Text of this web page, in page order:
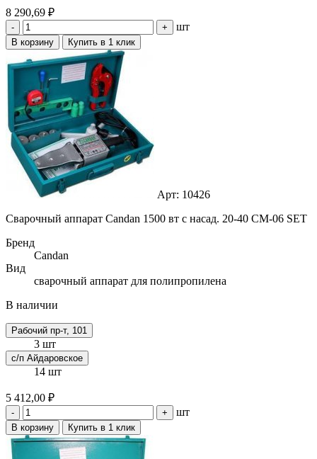
8 290,69 ₽
- + шт
В корзину Купить в 1 клик
Арт: 10426
Сварочный аппарат Candan 1500 вт с насад. 20-40 СМ-06 SET
Бренд
Candan
Вид
сварочный аппарат для полипропилена
В наличии
Рабочий пр-т, 101
3 шт
с/п Айдаровское
14 шт
5 412,00 ₽
- + шт
В корзину Купить в 1 клик